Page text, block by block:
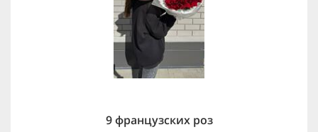
9 французских роз